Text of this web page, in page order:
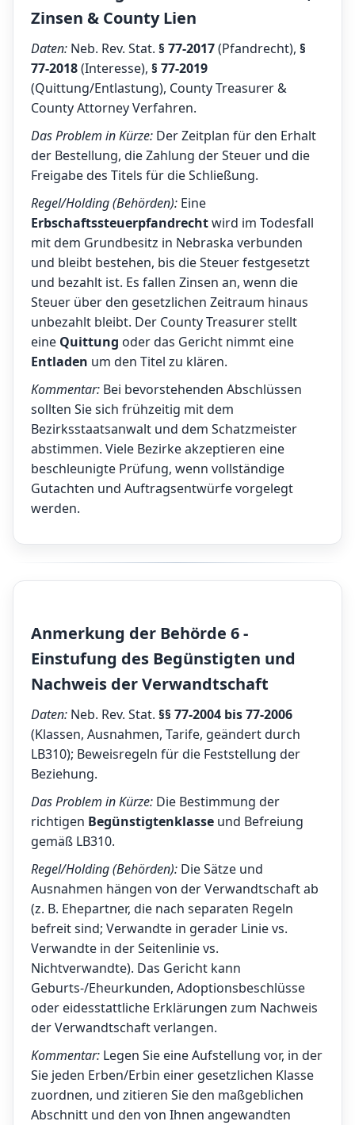
Zinsen & County Lien
Daten: Neb. Rev. Stat. § 77-2017(Pfandrecht), §
77-2018(Interesse), § 77-2019
(Quittung/Entlastung), County Treasurer &
County Attorney Verfahren.
Das Problem in Kürze: Der Zeitplan für den Erhalt
der Bestellung, die Zahlung der Steuer und die
Freigabe des Titels für die Schließung.
Regel/Holding (Behörden): Eine
Erbschaftssteuerpfandrechtwird im Todesfall
mit dem Grundbesitz in Nebraska verbunden
und bleibt bestehen, bis die Steuer festgesetzt
und bezahlt ist. Es fallen Zinsen an, wenn die
Steuer über den gesetzlichen Zeitraum hinaus
unbezahlt bleibt. Der County Treasurer stellt
eine Quittung oder das Gericht nimmt eine
Entladen um den Titel zu klären.
Kommentar: Bei bevorstehenden Abschlüssen
sollten Sie sich frühzeitig mit dem
Bezirksstaatsanwalt und dem Schatzmeister
abstimmen. Viele Bezirke akzeptieren eine
beschleunigte Prüfung, wenn vollständige
Gutachten und Auftragsentwürfe vorgelegt
werden.
Anmerkung der Behörde 6 -
Einstufung des Begünstigten und
Nachweis der Verwandtschaft
Daten: Neb. Rev. Stat. §§ 77-2004 bis 77-2006
(Klassen, Ausnahmen, Tarife, geändert durch
LB310); Beweisregeln für die Feststellung der
Beziehung.
Das Problem in Kürze: Die Bestimmung der
richtigen Begünstigtenklasse und Befreiung
gemäß LB310.
Regel/Holding (Behörden): Die Sätze und
Ausnahmen hängen von der Verwandtschaft ab
(z. B. Ehepartner, die nach separaten Regeln
befreit sind; Verwandte in gerader Linie vs.
Verwandte in der Seitenlinie vs.
Nichtverwandte). Das Gericht kann
Geburts-/Eheurkunden, Adoptionsbeschlüsse
oder eidesstattliche Erklärungen zum Nachweis
der Verwandtschaft verlangen.
Kommentar: Legen Sie eine Aufstellung vor, in der
Sie jeden Erben/Erbin einer gesetzlichen Klasse
zuordnen, und zitieren Sie den maßgeblichen
Abschnitt und den von Ihnen angewandten